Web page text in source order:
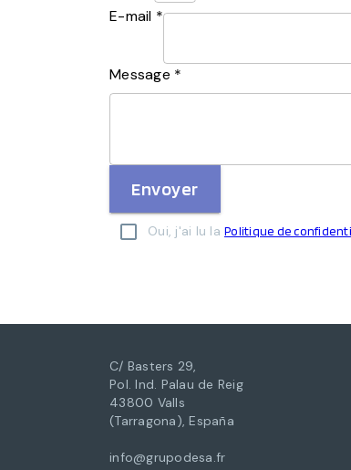
E-mail *
Message *
Envoyer
Oui, j'ai lu la Politique de
C/ Basters 29,
Pol. Ind. Palau de Reig
43800 Valls
(Tarragona), España
info@grupodesa.fr